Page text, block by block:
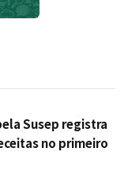
Susep registra
no primeiro